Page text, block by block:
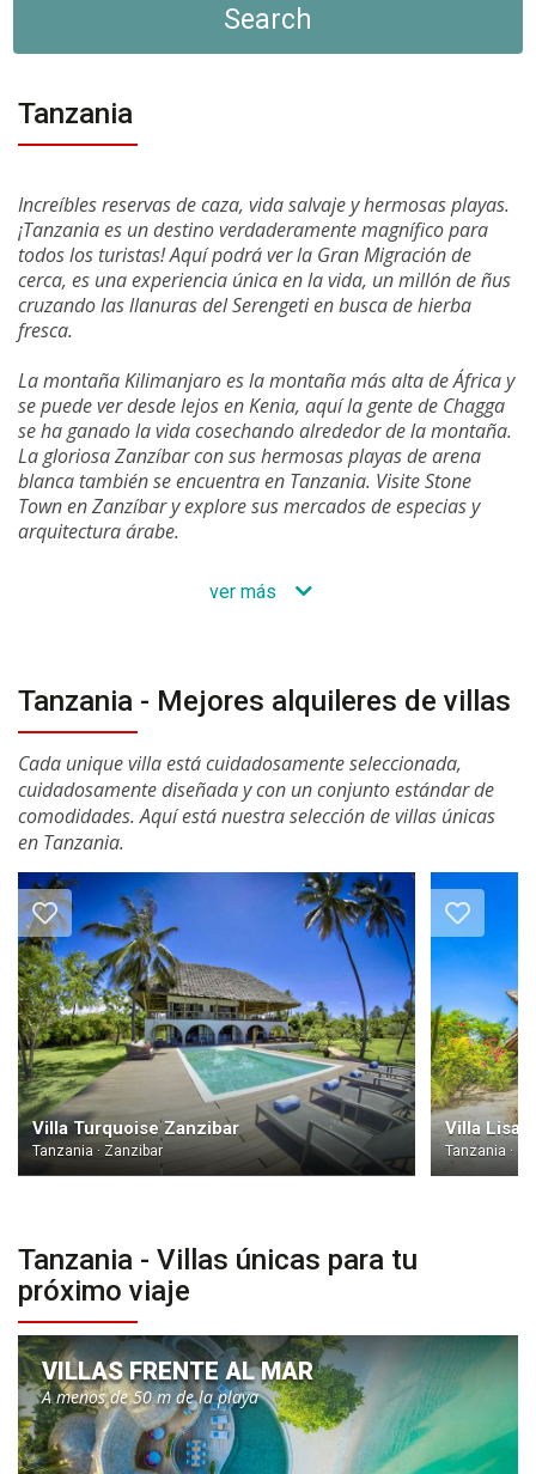
Search
Tanzania
Increíbles reservas de caza, vida salvaje y hermosas playas.
¡Tanzania es un destino verdaderamente magnífico para
todos los turistas! Aquí podrá ver la Gran Migración de
cerca, es una experiencia única en la vida, un millón de ñus
cruzando las llanuras del Serengeti en busca de hierba
fresca.
La montaña Kilimanjaro es la montaña más alta de África y
se puede ver desde lejos en Kenia, aquí la gente de Chagga
se ha ganado la vida cosechando alrededor de la montaña.
La gloriosa Zanzíbar con sus hermosas playas de arena
blanca también se encuentra en Tanzania. Visite Stone
Town en Zanzíbar y explore sus mercados de especias y
arquitectura árabe.
ver más
Tanzania - Mejores alquileres de villas
Cada unique villa está cuidadosamente seleccionada,
cuidadosamente diseñada y con un conjunto estándar de
comodidades. Aquí está nuestra selección de villas únicas
en Tanzania.
Villa Turquoise Zanzibar
Tanzania · Zanzibar Tanzania ·
Tanzania - Villas únicas para tu
próximo viaje
VILLAS FRENTE AL MAR
A menos de 50 m de la playa